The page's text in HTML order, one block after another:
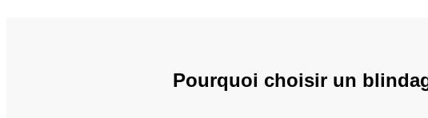
Pourquoi choisir un